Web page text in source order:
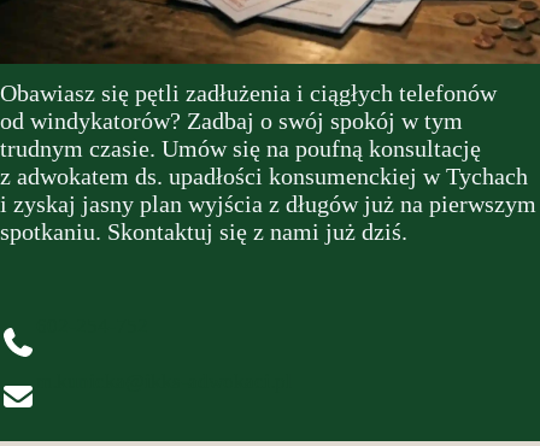
Obawiasz się pętli zadłużenia i ciągłych telefonów
od windykatorów? Zadbaj o swój spokój w tym
trudnym czasie. Umów się na poufną konsultację
z adwokatem ds. upadłości konsumenckiej w Tychach
i zyskaj jasny plan wyjścia z długów już na pierwszym
spotkaniu. Skontaktuj się z nami już dziś.